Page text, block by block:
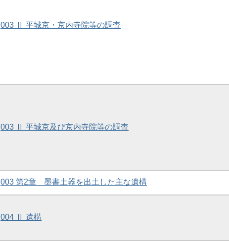
003 Ⅱ 平城京・京内寺院等の調査
003 Ⅱ 平城京及び京内寺院等の調査
003 第2章 墨書土器を出土した主な遺構
004 Ⅱ 遺構